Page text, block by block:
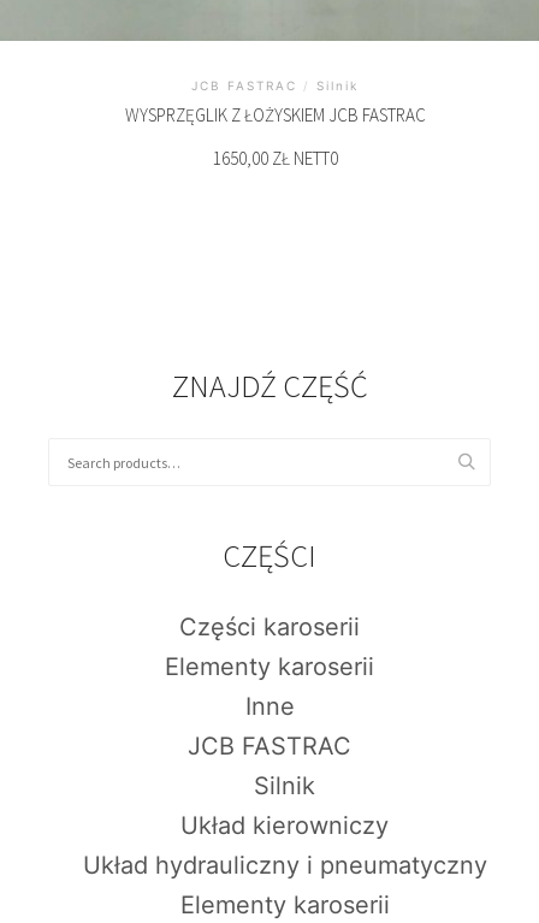
JCB FASTRAC / Silnik
WYSPRZĘGLIK Z ŁOŻYSKIEM JCB FASTRAC
1650,00 ZŁ NETT0
ZNAJDŹ CZĘŚĆ
CZĘŚCI
Części karoserii
Elementy karoserii
Inne
JCB FASTRAC
Silnik
Układ kierowniczy
Układ hydrauliczny i pneumatyczny
Elementy karoserii